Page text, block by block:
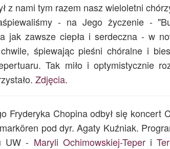
z nami tym razem nasz wieloletni
- na Jego życzenie -
jak zawsze ciepła i serdeczna - w
śpiewając pieśni chóralne i
Tak miło i optymistycznie
Zdjęcia.
Fryderyka Chopina odbył się koncert
pod dyr. Agaty Kuźniak.
UW - Maryli Ochimowskiej-Teperi